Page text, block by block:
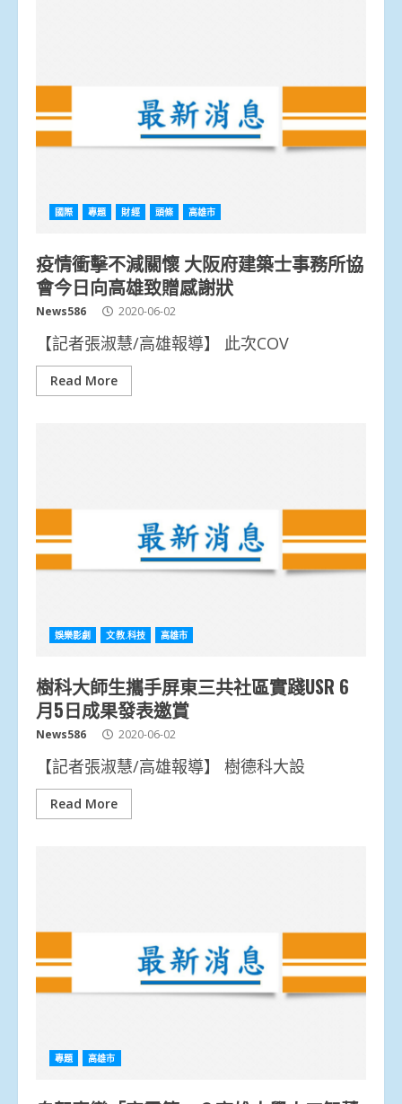
國際 專題 財經 頭條 高雄市
疫情衝擊不減關懷 大阪府建築士事務所協
會今日向高雄致贈感謝狀
News586 2020-06-02
【記者張淑慧/高雄報導】 此次COV
Read More
娛樂影劇 文教.科技 高雄市
樹科大師生攜手屏東三共社區實踐USR 6
月5日成果發表邀賞
News586 2020-06-02
【記者張淑慧/高雄報導】 樹德科大設
Read More
專題 高雄市